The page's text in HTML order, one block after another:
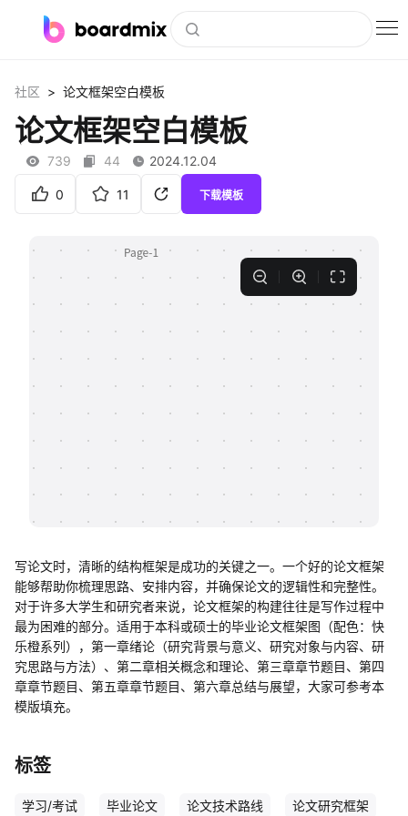
社区资源
下载
私有化部署
支持
帮助中心
社区 > 论文框架空白模板
论文框架空白模板
739 44 2024.12.04
0 11 下载模板
写论文时，清晰的结构框架是成功的关键之一。一个好的论文框架
能够帮助你梳理思路、安排内容，并确保论文的逻辑性和完整性。
对于许多大学生和研究者来说，论文框架的构建往往是写作过程中
最为困难的部分。适用于本科或硕士的毕业论文框架图（配色：快
乐橙系列），第一章绪论（研究背景与意义、研究对象与内容、研
究思路与方法）、第二章相关概念和理论、第三章章节题目、第四
章章节题目、第五章章节题目、第六章总结与展望，大家可参考本
模版填充。
标签
学习/考试 毕业论文 论文技术路线 论文研究框架